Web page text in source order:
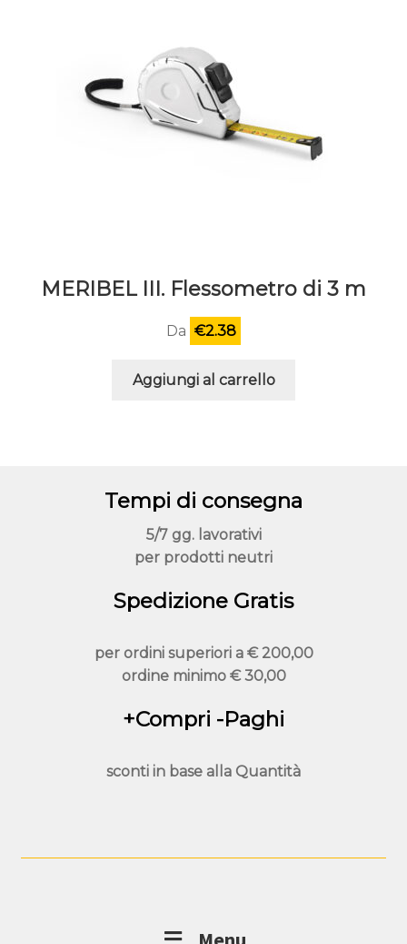
MERIBEL III. Flessometro di 3 m
Da €2.38
Aggiungi al carrello
Tempi di consegna
5/7 gg. lavorativi
per prodotti neutri
Spedizione Gratis
per ordini superiori a € 200,00
ordine minimo€ 30,00
+Compri -Paghi
sconti in base alla Quantità